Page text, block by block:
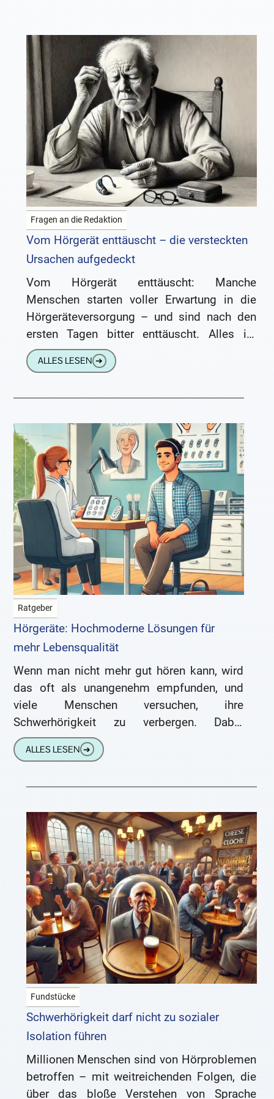
Fragen an die Redaktion
Vom Hörgerät enttäuscht – die versteckten
Ursachen aufgedeckt
Vom Hörgerät enttäuscht: Manche
Menschen starten voller Erwartung in die
Hörgeräteversorgung – und sind nach den
ersten Tagen bitter enttäuscht. Alles ist
plötzlich laut, durcheinander, störend – und
dabei sollte
ALLES LESEN ➔
Ratgeber
Hörgeräte: Hochmoderne Lösungen für
mehr Lebensqualität
Wenn man nicht mehr gut hören kann, wird
das oft als unangenehm empfunden, und
viele Menschen versuchen, ihre
Schwerhörigkeit zu verbergen. Dabei
könnten moderne Hörgeräte den Alltag
enorm erleichtern und
ALLES LESEN ➔
Fundstücke
Schwerhörigkeit darf nicht zu sozialer
Isolation führen
Millionen Menschen sind von Hörproblemen
betroffen – mit weitreichenden Folgen, die
über das bloße Verstehen von Sprache